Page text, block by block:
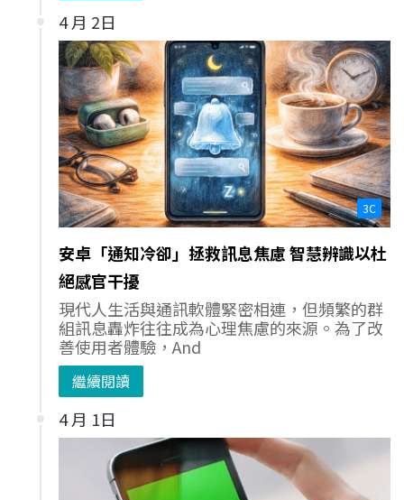
4 月 2日
3C
安卓「通知冷卻」拯救訊息焦慮 智慧辨識以杜
絕感官干擾
現代人生活與通訊軟體緊密相連，但頻繁的群
組訊息轟炸往往成為心理焦慮的來源。為了改
善使用者體驗，And
繼續閱讀
4 月 1日